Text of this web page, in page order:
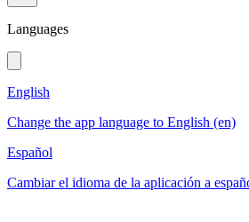
Languages
English
Change the app language to English (en)
Español
Cambiar el idioma de la aplicación a